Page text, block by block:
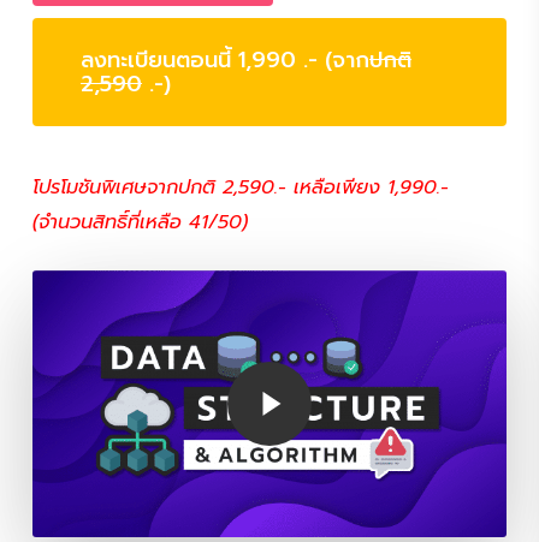
ลงทะเบียนตอนนี้ 1,990 .- (จากปกติ
2,590 .-)
โปรโมชันพิเศษจากปกติ 2,590.- เหลือเพียง 1,990.-
(จำนวนสิทธิ์ที่เหลือ 41/50)
Play Video
Play Video